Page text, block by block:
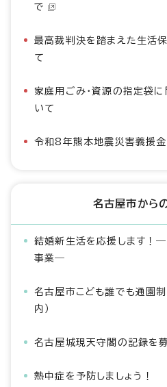
で
最高裁判決を踏まえた生活
て
家庭用ごみ・資源の指定袋
いて
令和8年熊本地震災害義援
名古屋市から
結婚新生活を応援します！
事業―
名古屋市こども誰でも通園
内）
名古屋城現天守閣の記録を
熱中症を予防しましょう！